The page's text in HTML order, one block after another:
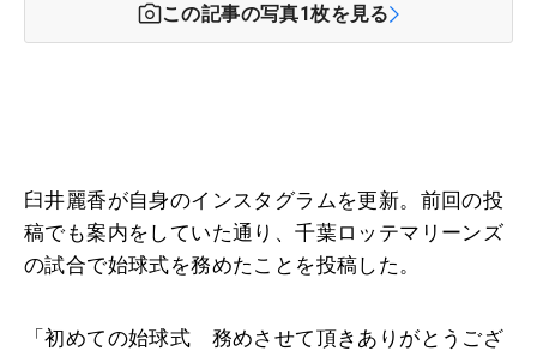
この記事の写真1枚を見る
臼井麗香が自身のインスタグラムを更新。前回の投
稿でも案内をしていた通り、千葉ロッテマリーンズ
の試合で始球式を務めたことを投稿した。
「初めての始球式 務めさせて頂きありがとうござ